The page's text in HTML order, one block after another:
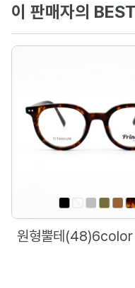
이 판매자의